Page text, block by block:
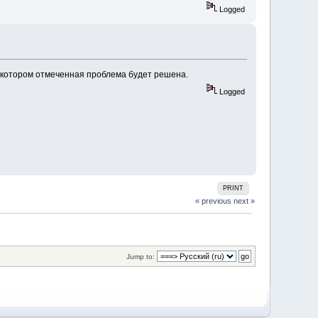
Logged
отмеченная проблема будет решена.
Logged
PRINT
« previous next »
Jump to: